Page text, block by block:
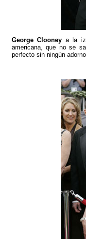
George Clooney a la
americana, que no se
perfecto sin ningún